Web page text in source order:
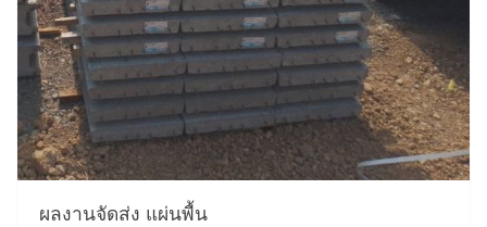
ผลงานจัดส่ง แผ่นพื้น